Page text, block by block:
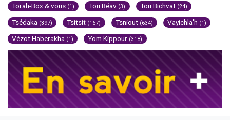
Torah-Box & vous (1) Tou Béav (3) Tou Bichvat (24)
Tsédaka (397) Tsitsit (167) Tsniout (634) Vayichla'h (1)
Vézot Haberakha (1) Yom Kippour (318)